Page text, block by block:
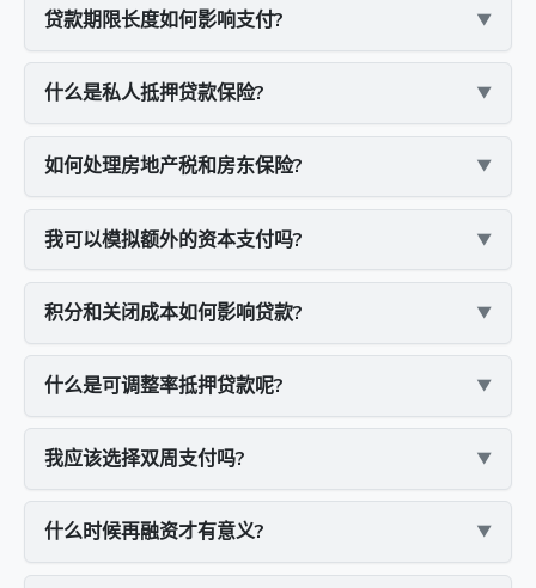
贷款期限长度如何影响支付?
什么是私人抵押贷款保险?
如何处理房地产税和房东保险?
我可以模拟额外的资本支付吗?
积分和关闭成本如何影响贷款?
什么是可调整率抵押贷款呢?
我应该选择双周支付吗?
什么时候再融资才有意义?